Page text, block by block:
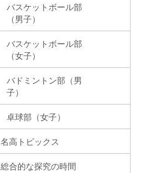
バスケットボール部
（男子）
バスケットボール部
（女子）
バドミントン部（男
子）
卓球部（女子）
名高トピックス
総合的な探究の時間